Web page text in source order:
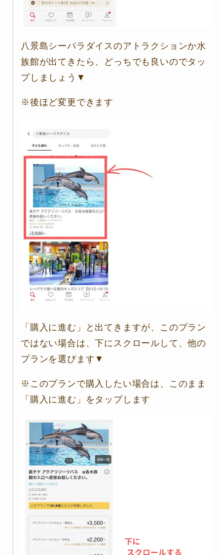
八景島シーパラダイスのアトラクションか水
族館が出てきたら、どっちでも良いのでタッ
プしましょう▼
※後ほど変更できます
「購入に進む」と出てきますが、このプラン
ではない場合は、下にスクロールして、他の
プランを選びます▼
※このプランで購入したい場合は、このまま
「購入に進む」をタップします